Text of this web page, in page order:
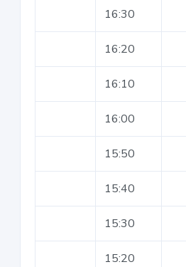
16:30
16:20
16:10
16:00
15:50
15:40
15:30
15:20